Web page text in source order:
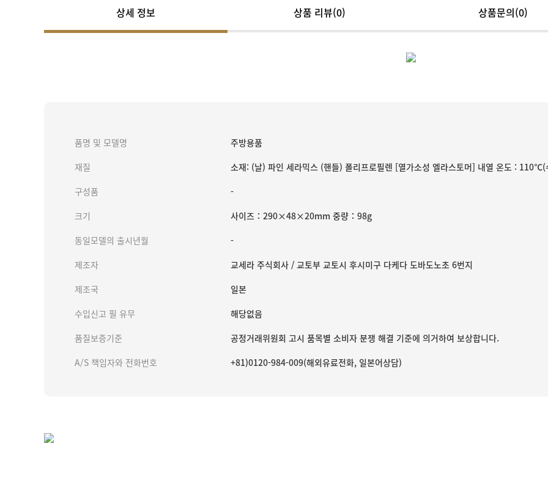
상세 정보 상품 리뷰(0) 상품문의(0)
품명 및 모델명
주방용품
재질
소재: (날) 파인 세라믹스 (핸들) 폴리프로필렌 [열가소성 엘라스토머] 내열 온도 : 110℃(
구성품
-
크기
사이즈：290×48×20mm 중량：98g
동일모델의 출시년월
-
제조자
교세라 주식회사 / 교토부 교토시 후시미구 다케다 도바도노초 6번지
제조국
일본
수입신고 필 유무
해당없음
품질보증기준
공정거래위원회 고시 품목별 소비자 분쟁 해결 기준에 의거하여 보상합니다.
A/S 책임자와 전화번호
+81)0120-984-009(해외유료전화, 일본어상담)